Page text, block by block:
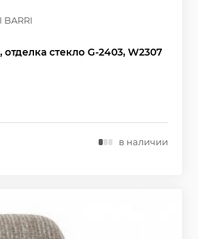
BARRI
стекло G-2403, W2307
в наличии